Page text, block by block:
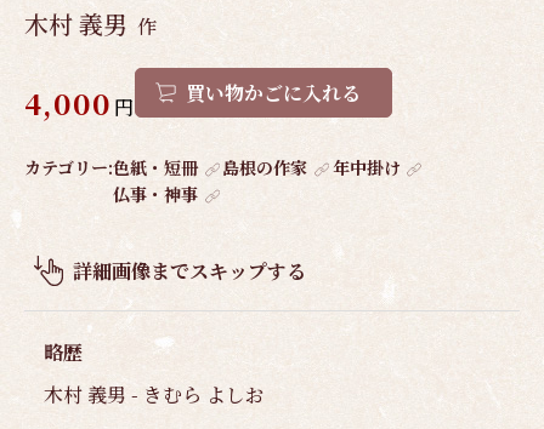
木村 義男 作
4,000 円
買い物かごに入れる
作
要
カテゴリー:色紙・短冊 島根の作家
年中掛け
仏事・神事
詳細画像までスキップする
略歴
木村 義男 - きむら よしお